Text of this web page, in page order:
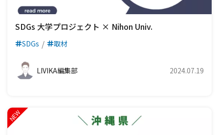
SDGs 大学プロジェクト × Nihon Univ.
SDGs 取材
LIVIKA編集部 2024.07.19